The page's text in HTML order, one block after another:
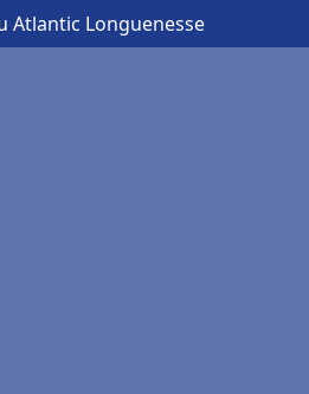
Atlantic Longuenesse